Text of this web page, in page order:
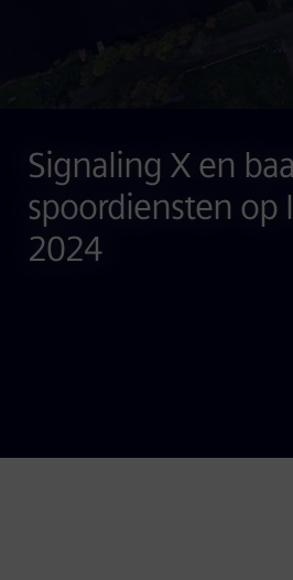
Signaling X en
spoordiensten op
2024